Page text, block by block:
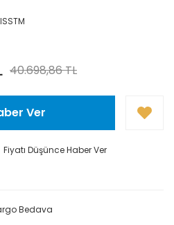
40.698,86 TL
Ver
Fiyatı Düşünce Haber Ver
Bedava